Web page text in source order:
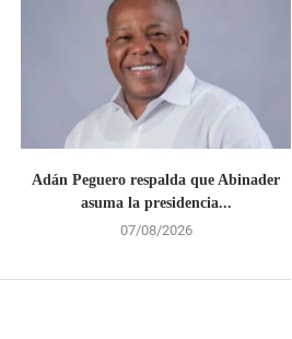
Adán Peguero respalda que Abinader
asuma la presidencia...
07/08/2026